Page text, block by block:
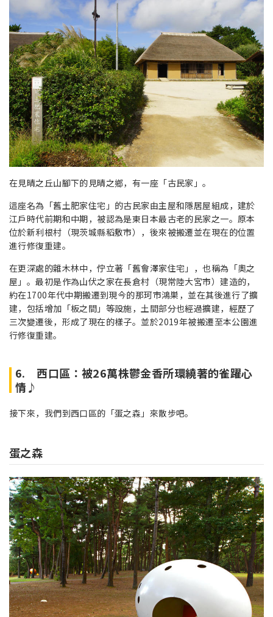
在見晴之丘山腳下的見晴之鄉，有一座「古民家」。
這座名為「舊土肥家住宅」的古民家由主屋和隱居屋組成，建於
江戶時代前期和中期，被認為是東日本最古老的民家之一。原本
位於新利根村（現茨城縣稻敷市），後來被搬遷並在現在的位置
進行修復重建。
在更深處的雜木林中，佇立著「舊會澤家住宅」，也稱為「奧之
屋」。最初是作為山伏之家在長倉村（現常陸大宮市）建造的，
約在1700年代中期搬遷到現今的那珂市鴻巣，並在其後進行了擴
建，包括增加「板之間」等設施，土間部分也經過擴建，經歷了
三次變遷後，形成了現在的樣子。並於2019年被搬遷至本公園進
行修復重建。
6. 西口區：被26萬株鬱金香所環繞著的雀躍心
情♪
接下來，我們到西口區的「蛋之森」來散步吧。
蛋之森